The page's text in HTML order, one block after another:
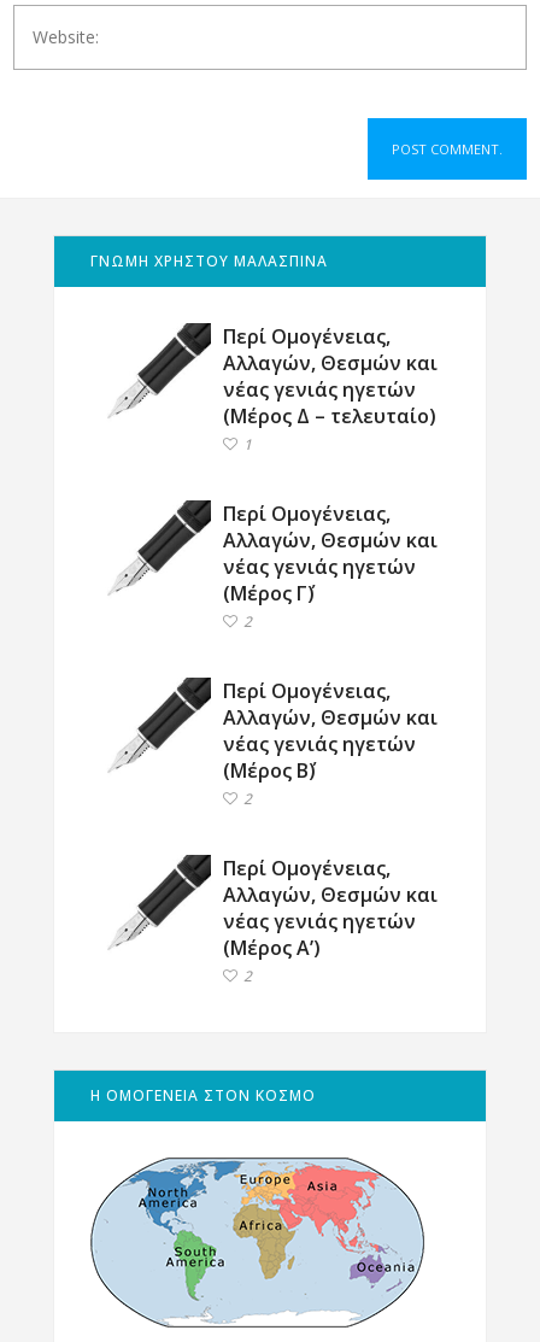
ΓΝΩΜΗ ΧΡΗΣΤΟΥ ΜΑΛΑΣΠΙΝΑ
Περί Ομογένειας,
Αλλαγών, Θεσμών και
νέας γενιάς ηγετών
(Μέρος Δ – τελευταίο)
1
Περί Ομογένειας,
Αλλαγών, Θεσμών και
νέας γενιάς ηγετών
(Μέρος Γ΄)
2
Περί Ομογένειας,
Αλλαγών, Θεσμών και
νέας γενιάς ηγετών
(Μέρος Β΄)
2
Περί Ομογένειας,
Αλλαγών, Θεσμών και
νέας γενιάς ηγετών
(Μέρος Α’)
2
Η ΟΜΟΓΕΝΕΙΑ ΣΤΟΝ ΚΟΣΜΟ